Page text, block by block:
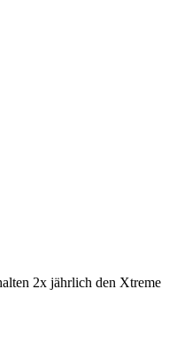
2x jährlich den Xtreme